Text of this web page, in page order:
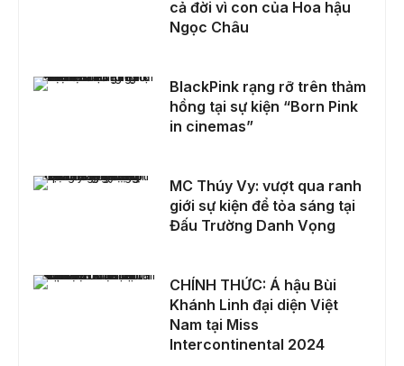
cả đời vì con của Hoa hậu
Ngọc Châu
BlackPink rạng rỡ trên thảm hồng tại sự kiện “Born Pink in cinemas”
BlackPink rạng rỡ trên thảm
hồng tại sự kiện “Born Pink
in cinemas”
MC Thúy Vy: vượt qua ranh giới sự kiện để tỏa sáng tại Đấu Trường Danh Vọng
MC Thúy Vy: vượt qua ranh
giới sự kiện để tỏa sáng tại
Đấu Trường Danh Vọng
CHÍNH THỨC: Á hậu Bùi Khánh Linh đại diện Việt Nam tại Miss Intercontinental 2024
CHÍNH THỨC: Á hậu Bùi
Khánh Linh đại diện Việt
Nam tại Miss
Intercontinental 2024